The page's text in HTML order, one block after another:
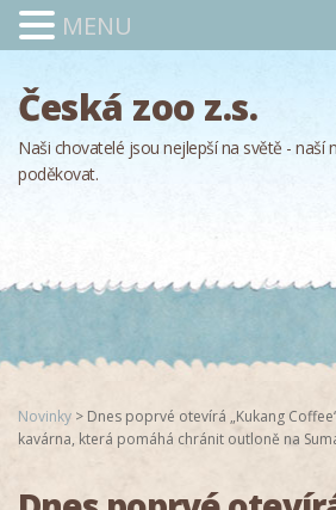
Česká zoo z.s.
Naši chovatelé jsou nejlepší na světě - naší
poděkovat.
Novinky > Dnes poprvé otevírá „Kukang
kavárna, která pomáhá chránit outloně na
MENU